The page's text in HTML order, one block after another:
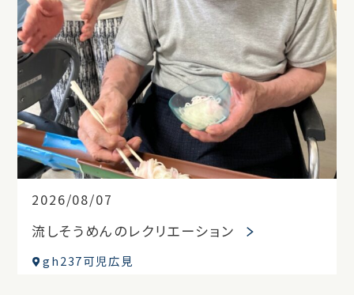
2026/08/07
流しそうめんのレクリエーション
gh237可児広見